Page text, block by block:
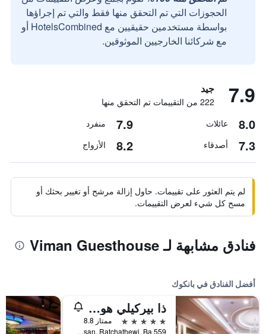
الحجوزات التي تم التحقق منها فقط والتي تم إجراؤها
بواسطة مستخدمين حقيقيين مع HotelsCombined أو
مع شركائنا الخارجيين الموثوقين.
7.9 جيد
222 من التقييمات تم التحقق منها
8.0 عائلات 7.9 منفرد
7.3 أصدقاء 8.2 الأزواج
لم يتم العثور على تقييمات. حاول إزالة مرشح أو تغيير بحثك أو
مسح كل شيء لعرض التقييمات.
فنادق مشابهة لـ Viman Guesthouse
أفضل الفنادق في بانكوك
ذا بيركيلي هوتل براتونام
5 نجوم
ممتاز 8.8
559 Ratcharaprarop Rd., Makkasan, Ratchathewi, Ba, بانكوك, تايلاند